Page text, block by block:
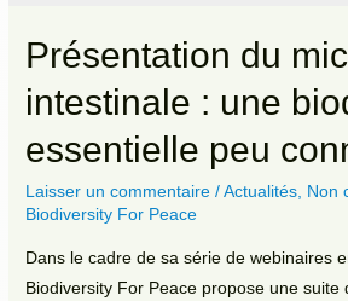
Présentation du
intestinale : une
essentielle peu
Laisser un commentaire /Actualités, Non
Biodiversity For Peace
Dans le cadre de sa série de webinaires
Biodiversity For Peace propose une suite